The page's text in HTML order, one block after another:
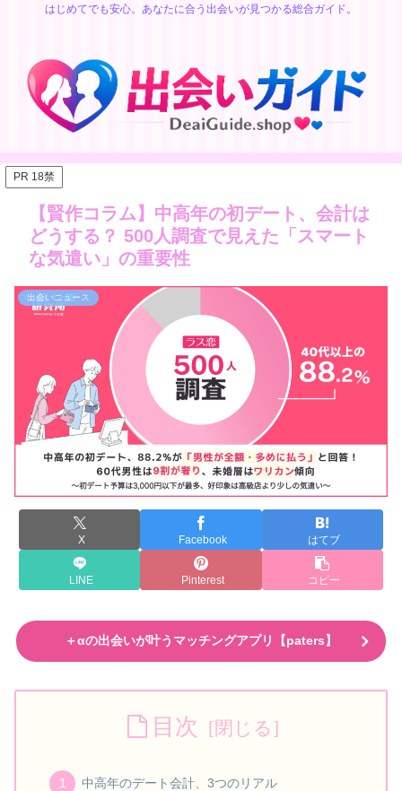
はじめてでも安心。あなたに合う出会いが見つかる総合ガイド。
PR 18禁
【賢作コラム】中高年の初デート、会計は
どうする？ 500人調査で見えた「スマート
な気遣い」の重要性
出会いニュース
X Facebook はてブ
LINE Pinterest コピー
＋αの出会いが叶うマッチングアプリ【paters】
目次
中高年のデート会計、3つのリアル